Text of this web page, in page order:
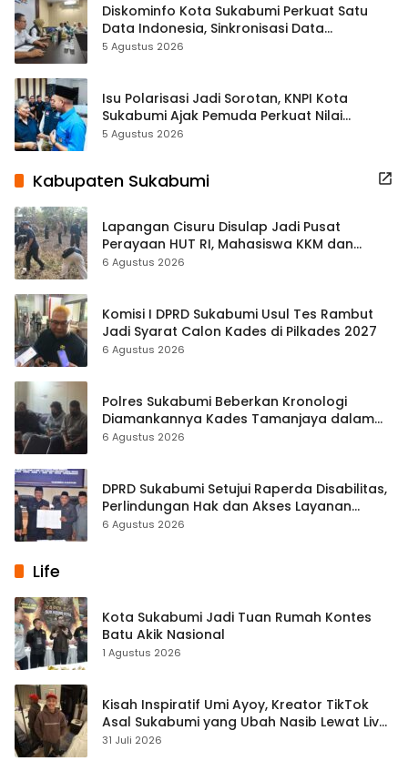
Diskominfo Kota Sukabumi Perkuat Satu
Data Indonesia, Sinkronisasi Data
Kewilayahan Dikebut
5 Agustus 2026
Isu Polarisasi Jadi Sorotan, KNPI Kota
Sukabumi Ajak Pemuda Perkuat Nilai
Kebangsaan
5 Agustus 2026
Kabupaten Sukabumi
Lapangan Cisuru Disulap Jadi Pusat
Perayaan HUT RI, Mahasiswa KKM dan
Warga Satukan Tenaga
6 Agustus 2026
Komisi I DPRD Sukabumi Usul Tes Rambut
Jadi Syarat Calon Kades di Pilkades 2027
6 Agustus 2026
Polres Sukabumi Beberkan Kronologi
Diamankannya Kades Tamanjaya dalam
Kasus Sabu
6 Agustus 2026
DPRD Sukabumi Setujui Raperda Disabilitas,
Perlindungan Hak dan Akses Layanan
Diperkuat
6 Agustus 2026
Life
Kota Sukabumi Jadi Tuan Rumah Kontes
Batu Akik Nasional
1 Agustus 2026
Kisah Inspiratif Umi Ayoy, Kreator TikTok
Asal Sukabumi yang Ubah Nasib Lewat Live
Streaming
31 Juli 2026